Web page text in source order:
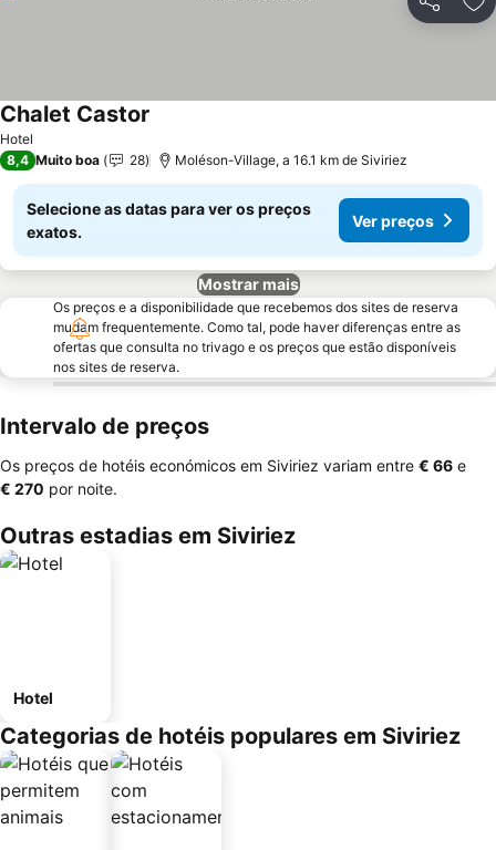
Partilhar
Hotel
Chalet Castor
8,4 Muito boa 28 Moléson-Village, a 16.1 km de Siviriez
Selecione as datas para ver os preços
exatos.
Ver preços
Mostrar mais
Os preços e a disponibilidade que recebemos dos sites de reserva
mudam frequentemente. Como tal, pode haver diferenças entre as
ofertas que consulta no trivago e os preços que estão disponíveis
nos sites de reserva.
Intervalo de preços
Os preços de hotéis económicos em Siviriez variam entre ‎€ 66 e
‎€ 270 por noite.
Outras estadias em Siviriez
Hotel
Categorias de hotéis populares em Siviriez